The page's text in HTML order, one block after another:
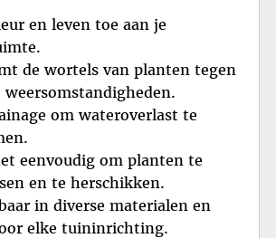
en leven toe aan je
de wortels van planten tegen
weersomstandigheden.
om wateroverlast te
eenvoudig om planten te
en te herschikken.
in diverse materialen en
elke tuininrichting.